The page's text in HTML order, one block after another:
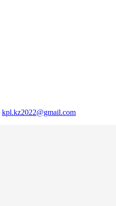
kpl.kz2022@gmail.com